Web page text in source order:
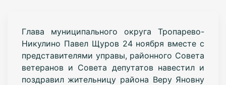
Глава муниципального округа Тропарево-
Никулино Павел Щуров 24 ноября вместе с
представителями управы, районного Совета
ветеранов и Совета депутатов навестил и
поздравил жительницу района Веру Яновну